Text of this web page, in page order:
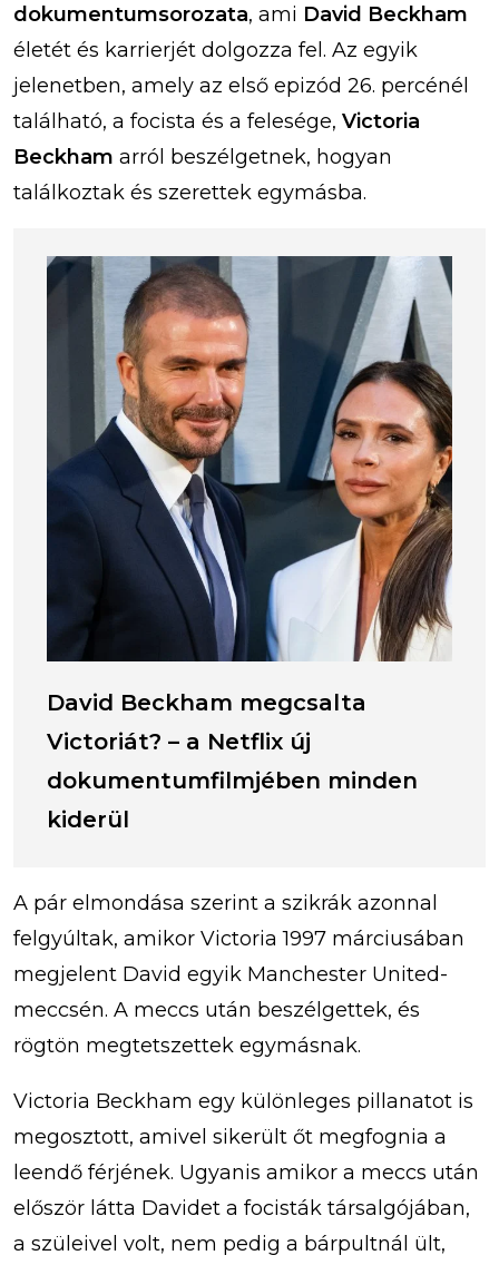
dokumentumsorozata, ami David Beckham
életét és karrierjét dolgozza fel. Az egyik
jelenetben, amely az első epizód 26. percénél
található, a focista és a felesége, Victoria
Beckham arról beszélgetnek, hogyan
találkoztak és szerettek egymásba.
David Beckham megcsalta
Victoriát? – a Netflix új
dokumentumfilmjében minden
kiderül
A pár elmondása szerint a szikrák azonnal
felgyúltak, amikor Victoria 1997 márciusában
megjelent David egyik Manchester United-
meccsén. A meccs után beszélgettek, és
rögtön megtetszettek egymásnak.
Victoria Beckham egy különleges pillanatot is
megosztott, amivel sikerült őt megfognia a
leendő férjének. Ugyanis amikor a meccs után
először látta Davidet a focisták társalgójában,
a szüleivel volt, nem pedig a bárpultnál ült,